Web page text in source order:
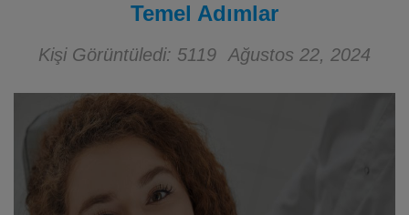
Temel Adımlar
Kişi Görüntüledi: 5119 Ağustos 22, 2024